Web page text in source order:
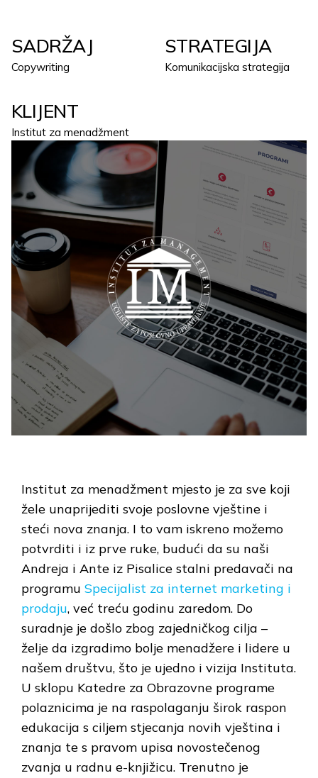
SADRŽAJ
Copywriting
STRATEGIJA
Komunikacijska strategija
KLIJENT
Institut za menadžment
Institut za menadžment mjesto je za sve koji
žele unaprijediti svoje poslovne vještine i
steći nova znanja. I to vam iskreno možemo
potvrditi i iz prve ruke, budući da su naši
Andreja i Ante iz Pisalice stalni predavači na
programu Specijalist za internet marketing i
prodaju, već treću godinu zaredom. Do
suradnje je došlo zbog zajedničkog cilja –
želje da izgradimo bolje menadžere i lidere u
našem društvu, što je ujedno i vizija Instituta.
U sklopu Katedre za Obrazovne programe
polaznicima je na raspolaganju širok raspon
edukacija s ciljem stjecanja novih vještina i
znanja te s pravom upisa novostečenog
zvanja u radnu e-knjižicu. Trenutno je